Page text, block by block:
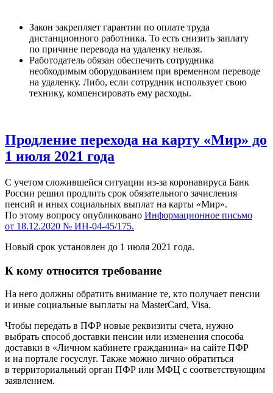
Закон закрепляет гарантии по оплате труда
дистанционного работника. То есть снизить заплату
по причине перевода на удаленку нельзя.
Работодатель обязан обеспечить сотрудника
необходимым оборудованием при временном переводе
на удаленку. Либо, если сотрудник использует свою
технику, компенсировать ему расходы.
Продление перехода на карту «Мир» до
1 июля 2021 года
С учетом сложившейся ситуации из-за коронавируса Банк
России решил продлить срок обязательного зачисления
пенсий и иных социальных выплат на карты «Мир».
По этому вопросу опубликовано Информационное письмо
от 18.12.2020 № ИН-04-45/175.
Новый срок установлен до 1 июля 2021 года.
К кому относится требование
На него должны обратить внимание те, кто получает пенсии
и иные социальные выплаты на MasterCard, Visa.
Чтобы передать в ПФР новые реквизиты счета, нужно
выбрать способ доставки пенсии или изменения способа
доставки в «Личном кабинете гражданина» на сайте ПФР
и на портале госуслуг. Также можно лично обратиться
в территориальный орган ПФР или МФЦ с соответствующим
заявлением.